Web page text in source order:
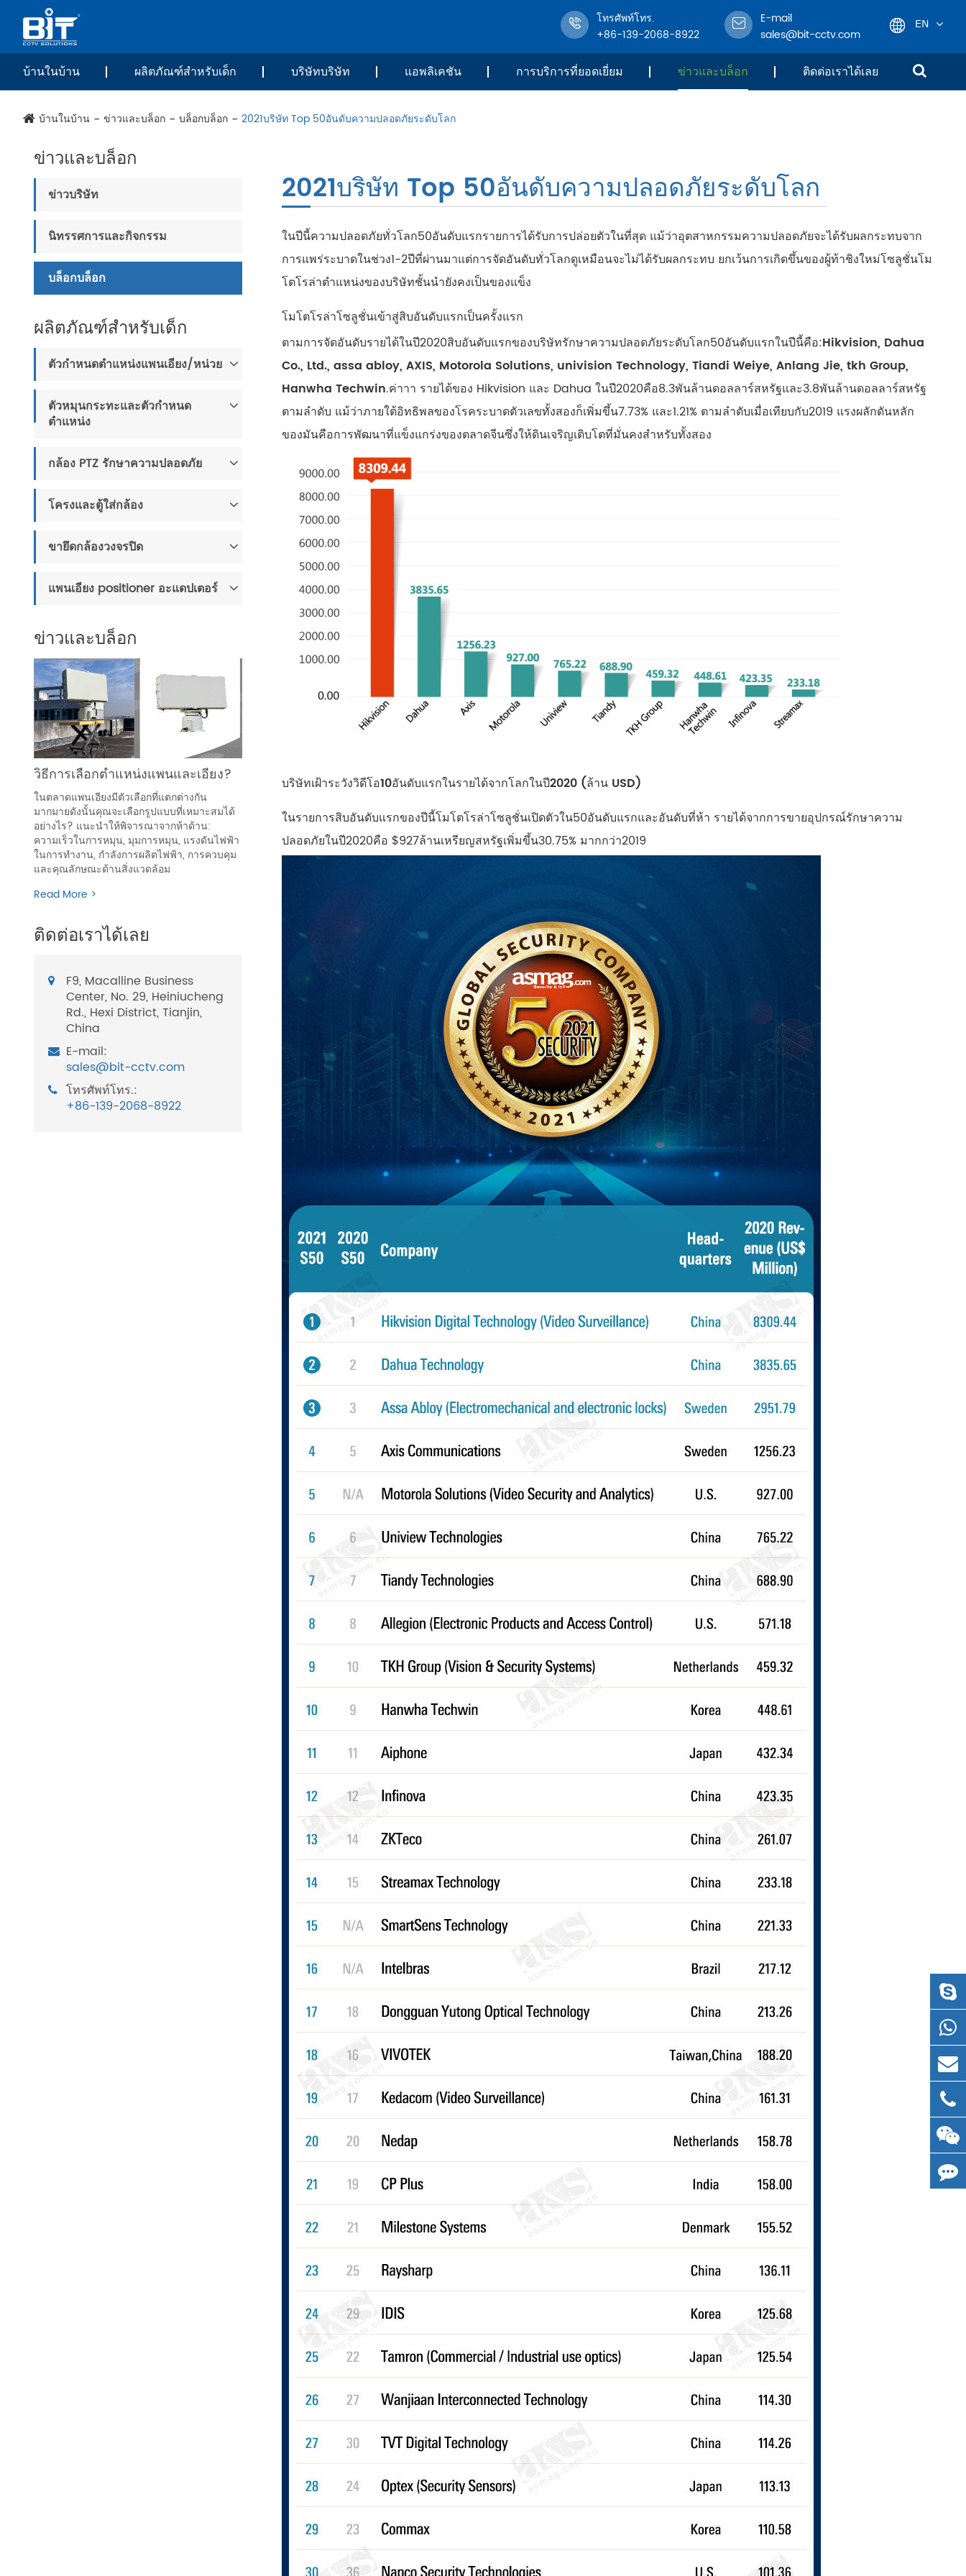
โทรศัพท์โทร.
+86-139-2068-8922
E-mail
sales@bit-cctv.com
EN
English
Español
português
บ้านในบ้าน ผลิตภัณฑ์สำหรับเด็ก บริษัทบริษัท แอพลิเคชัน การบริการที่ยอดเยี่ยม ข่าวและบล็อก ติดต่อเราได้เลย
บ้านในบ้าน ข่าวและบล็อก บล็อกบล็อก 2021บริษัท Top 50อันดับความปลอดภัยระดับโลก
ข่าวและบล็อก
ข่าวบริษัท
นิทรรศการและกิจกรรม
บล็อกบล็อก
ผลิตภัณฑ์สำหรับเด็ก
ตัวกำหนดตำแหน่งแพนเอียง/หน่วย
ตัวหมุนกระทะและตัวกำหนด
ตำแหน่ง
กล้อง PTZ รักษาความปลอดภัย
โครงและตู้ใส่กล้อง
ขายึดกล้องวงจรปิด
แพนเอียง positioner อะแดปเตอร์
ข่าวและบล็อก
วิธีการเลือกตำแหน่งแพนและเอียง?
ในตลาดแพนเอียงมีตัวเลือกที่แตกต่างกัน
มากมายดังนั้นคุณจะเลือกรูปแบบที่เหมาะสมได้
อย่างไร? แนะนำให้พิจารณาจากห้าด้าน:
ความเร็วในการหมุน, มุมการหมุน, แรงดันไฟฟ้า
ในการทำงาน, กำลังการผลิตไฟฟ้า, การควบคุม
และคุณลักษณะด้านสิ่งแวดล้อม
Read More >
ติดต่อเราได้เลย
F9, Macalline Business
Center, No. 29, Heiniucheng
Rd., Hexi District, Tianjin,
China
E-mail:
sales@bit-cctv.com
โทรศัพท์โทร.:
+86-139-2068-8922
2021บริษัท Top 50อันดับความปลอดภัยระดับโลก
ในปีนี้ความปลอดภัยทั่วโลก50อันดับแรกรายการได้รับการปล่อยตัวในที่สุด แม้ว่าอุตสาหกรรมความปลอดภัยจะได้รับผลกระทบจาก
การแพร่ระบาดในช่วง1-2ปีที่ผ่านมาแต่การจัดอันดับทั่วโลกดูเหมือนจะไม่ได้รับผลกระทบ ยกเว้นการเกิดขึ้นของผู้ท้าชิงใหม่โซลูชั่นโม
โตโรล่าตำแหน่งของบริษัทชั้นนำยังคงเป็นของแข็ง
โมโตโรล่าโซลูชั่นเข้าสู่สิบอันดับแรกเป็นครั้งแรก
ตามการจัดอันดับรายได้ในปี2020สิบอันดับแรกของบริษัทรักษาความปลอดภัยระดับโลก50อันดับแรกในปีนี้คือ:Hikvision, Dahua
Co., Ltd., assa abloy, AXIS, Motorola Solutions, univision Technology, Tiandi Weiye, Anlang Jie, tkh Group,
Hanwha Techwin.ค่าาา รายได้ของ Hikvision และ Dahua ในปี2020คือ8.3พันล้านดอลลาร์สหรัฐและ3.8พันล้านดอลลาร์สหรัฐ
ตามลำดับ แม้ว่าภายใต้อิทธิพลของโรคระบาดตัวเลขทั้งสองก็เพิ่มขึ้น7.73% และ1.21% ตามลำดับเมื่อเทียบกับ2019 แรงผลักดันหลัก
ของมันคือการพัฒนาที่แข็งแกร่งของตลาดจีนซึ่งให้ดินเจริญเติบโตที่มั่นคงสำหรับทั้งสอง
บริษัทเฝ้าระวังวิดีโอ10อันดับแรกในรายได้จากโลกในปี2020 (ล้าน USD)
ในรายการสิบอันดับแรกของปีนี้โมโตโรล่าโซลูชั่นเปิดตัวใน50อันดับแรกและอันดับที่ห้า รายได้จากการขายอุปกรณ์รักษาความ
ปลอดภัยในปี2020คือ $927ล้านเหรียญสหรัฐเพิ่มขึ้น30.75% มากกว่า2019